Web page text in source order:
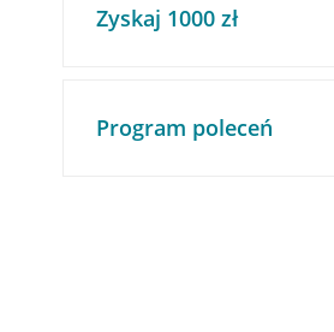
Zyskaj 1000 zł
Program poleceń